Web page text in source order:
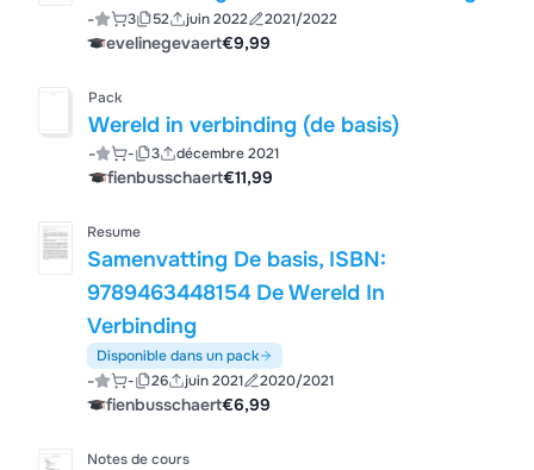
- 3 52 juin 2022 2021/2022
evelinegevaert€9,99
Pack
Wereld in verbinding (de basis)
- - 3 décembre 2021
fienbusschaert€11,99
Resume
Samenvatting De basis, ISBN:
9789463448154 De Wereld In
Verbinding
Disponible dans un pack
- - 26 juin 2021 2020/2021
fienbusschaert€6,99
Notes de cours